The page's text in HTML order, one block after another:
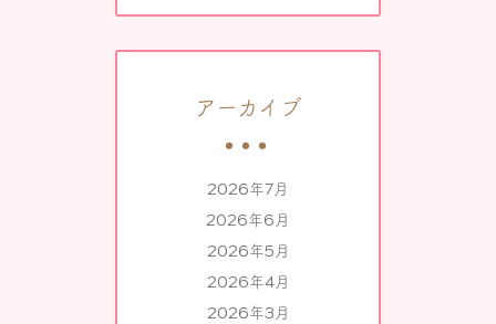
アーカイブ
2026年7月
2026年6月
2026年5月
2026年4月
2026年3月